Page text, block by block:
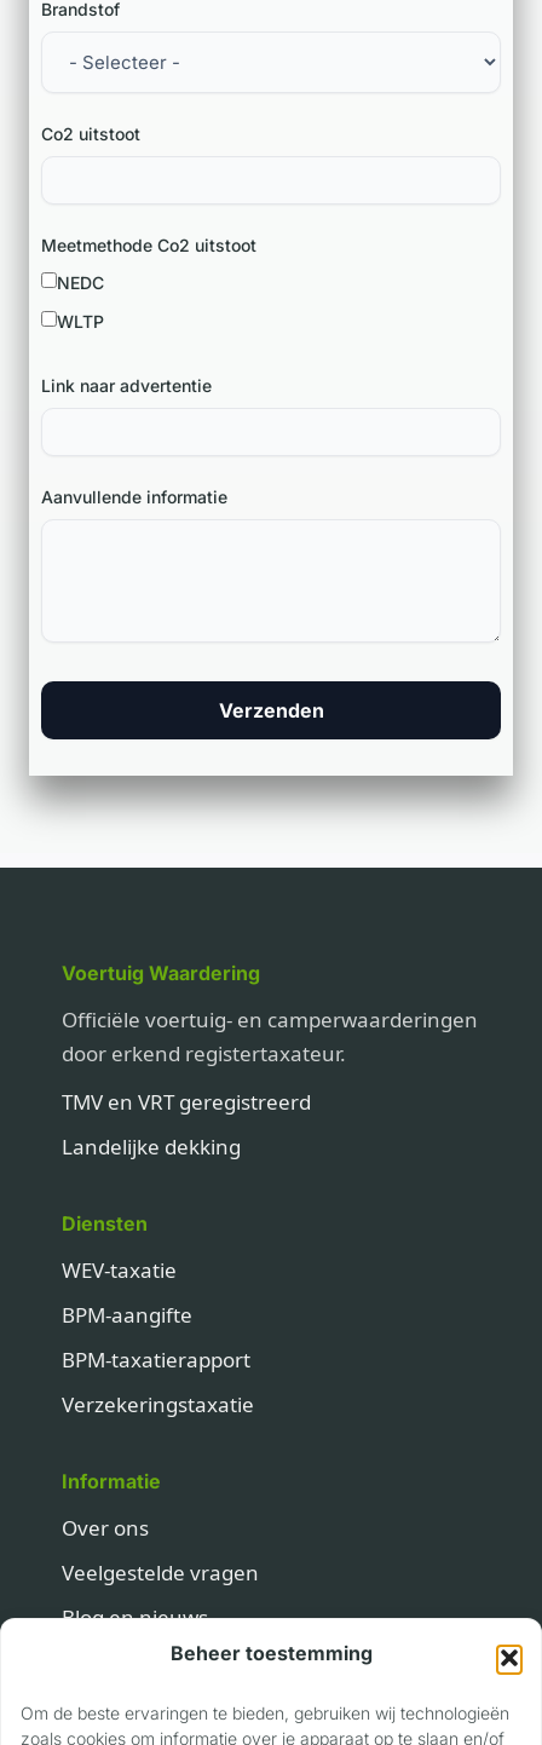
Beheer toestemming
Om de beste ervaringen te bieden, gebruiken wij technologieën
zoals cookies om informatie over je apparaat op te slaan en/of
Brandstof
Co2 uitstoot
Meetmethode Co2 uitstoot
NEDC
WLTP
Link naar advertentie
Aanvullende informatie
Verzenden
Voertuig Waardering
Officiële voertuig- en camperwaarderingen
door erkend registertaxateur.
TMV en VRT geregistreerd
Landelijke dekking
Diensten
WEV-taxatie
BPM-aangifte
BPM-taxatierapport
Verzekeringstaxatie
Informatie
Over ons
Veelgestelde vragen
Blog en nieuws
Contact